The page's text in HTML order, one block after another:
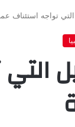
تواجه استئناف عمل